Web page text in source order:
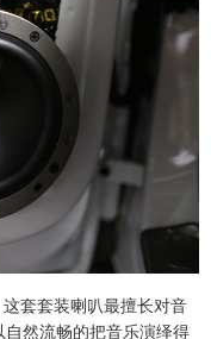
套套装喇叭最擅长对音
然流畅的把音乐演绎得